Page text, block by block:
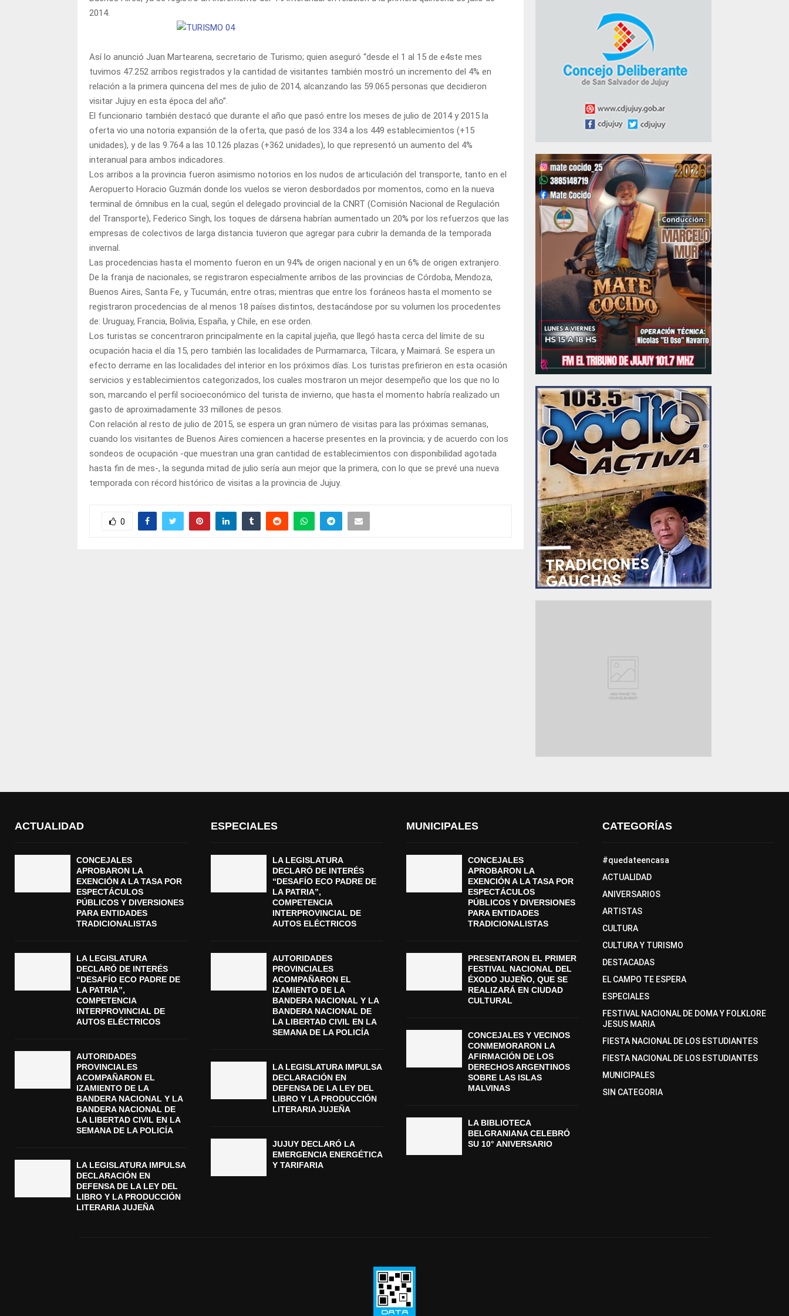
2014.
Así lo anunció Juan Martearena, secretario de Turismo; quien aseguró “desde el 1 al 15 de e4ste mes
tuvimos 47.252 arribos registrados y la cantidad de visitantes también mostró un incremento del 4% en
relación a la primera quincena del mes de julio de 2014, alcanzando las 59.065 personas que decidieron
visitar Jujuy en esta época del año”.
El funcionario también destacó que durante el año que pasó entre los meses de julio de 2014 y 2015 la
oferta vio una notoria expansión de la oferta, que pasó de los 334 a los 449 establecimientos (+15
unidades), y de las 9.764 a las 10.126 plazas (+362 unidades), lo que representó un aumento del 4%
interanual para ambos indicadores.
Los arribos a la provincia fueron asimismo notorios en los nudos de articulación del transporte, tanto en el
Aeropuerto Horacio Guzmán donde los vuelos se vieron desbordados por momentos, como en la nueva
terminal de ómnibus en la cual, según el delegado provincial de la CNRT (Comisión Nacional de Regulación
del Transporte), Federico Singh, los toques de dársena habrían aumentado un 20% por los refuerzos que las
empresas de colectivos de larga distancia tuvieron que agregar para cubrir la demanda de la temporada
invernal.
Las procedencias hasta el momento fueron en un 94% de origen nacional y en un 6% de origen extranjero.
De la franja de nacionales, se registraron especialmente arribos de las provincias de Córdoba, Mendoza,
Buenos Aires, Santa Fe, y Tucumán, entre otras; mientras que entre los foráneos hasta el momento se
registraron procedencias de al menos 18 países distintos, destacándose por su volumen los procedentes
de: Uruguay, Francia, Bolivia, España, y Chile, en ese orden.
Los turistas se concentraron principalmente en la capital jujeña, que llegó hasta cerca del límite de su
ocupación hacia el día 15, pero también las localidades de Purmamarca, Tilcara, y Maimará. Se espera un
efecto derrame en las localidades del interior en los próximos días. Los turistas prefirieron en esta ocasión
servicios y establecimientos categorizados, los cuales mostraron un mejor desempeño que los que no lo
son, marcando el perfil socioeconómico del turista de invierno, que hasta el momento habría realizado un
gasto de aproximadamente 33 millones de pesos.
Con relación al resto de julio de 2015, se espera un gran número de visitas para las próximas semanas,
cuando los visitantes de Buenos Aires comiencen a hacerse presentes en la provincia; y de acuerdo con los
sondeos de ocupación -que muestran una gran cantidad de establecimientos con disponibilidad agotada
hasta fin de mes-, la segunda mitad de julio sería aun mejor que la primera, con lo que se prevé una nueva
temporada con récord histórico de visitas a la provincia de Jujuy.
0
ACTUALIDAD
CONCEJALES
APROBARON LA
EXENCIÓN A LA TASA POR
ESPECTÁCULOS
PÚBLICOS Y DIVERSIONES
PARA ENTIDADES
TRADICIONALISTAS
LA LEGISLATURA
DECLARÓ DE INTERÉS
“DESAFÍO ECO PADRE DE
LA PATRIA”,
COMPETENCIA
INTERPROVINCIAL DE
AUTOS ELÉCTRICOS
AUTORIDADES
PROVINCIALES
ACOMPAÑARON EL
IZAMIENTO DE LA
BANDERA NACIONAL Y LA
BANDERA NACIONAL DE
LA LIBERTAD CIVIL EN LA
SEMANA DE LA POLICÍA
LA LEGISLATURA IMPULSA
DECLARACIÓN EN
DEFENSA DE LA LEY DEL
LIBRO Y LA PRODUCCIÓN
LITERARIA JUJEÑA
ESPECIALES
LA LEGISLATURA
DECLARÓ DE INTERÉS
“DESAFÍO ECO PADRE DE
LA PATRIA”,
COMPETENCIA
INTERPROVINCIAL DE
AUTOS ELÉCTRICOS
AUTORIDADES
PROVINCIALES
ACOMPAÑARON EL
IZAMIENTO DE LA
BANDERA NACIONAL Y LA
BANDERA NACIONAL DE
LA LIBERTAD CIVIL EN LA
SEMANA DE LA POLICÍA
LA LEGISLATURA IMPULSA
DECLARACIÓN EN
DEFENSA DE LA LEY DEL
LIBRO Y LA PRODUCCIÓN
LITERARIA JUJEÑA
JUJUY DECLARÓ LA
EMERGENCIA ENERGÉTICA
Y TARIFARIA
MUNICIPALES
CONCEJALES
APROBARON LA
EXENCIÓN A LA TASA POR
ESPECTÁCULOS
PÚBLICOS Y DIVERSIONES
PARA ENTIDADES
TRADICIONALISTAS
PRESENTARON EL PRIMER
FESTIVAL NACIONAL DEL
ÉXODO JUJEÑO, QUE SE
REALIZARÁ EN CIUDAD
CULTURAL
CONCEJALES Y VECINOS
CONMEMORARON LA
AFIRMACIÓN DE LOS
DERECHOS ARGENTINOS
SOBRE LAS ISLAS
MALVINAS
LA BIBLIOTECA
BELGRANIANA CELEBRÓ
SU 10° ANIVERSARIO
CATEGORÍAS
#quedateencasa
ACTUALIDAD
ANIVERSARIOS
ARTISTAS
CULTURA
CULTURA Y TURISMO
DESTACADAS
EL CAMPO TE ESPERA
ESPECIALES
FESTIVAL NACIONAL DE DOMA Y FOLKLORE
JESUS MARIA
FIESTA NACIONAL DE LOS ESTUDIANTES
FIESTA NACIONAL DE LOS ESTUDIANTES
MUNICIPALES
SIN CATEGORIA